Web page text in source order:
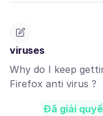
viruses
Why do I keep
Firefox anti virus ?
Đã giải